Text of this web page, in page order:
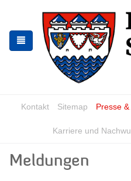
springen
springen
Kontakt Sitemap Presse
Karriere und
Meldungen